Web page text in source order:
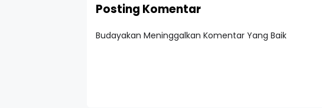
Posting Komentar
Budayakan Meninggalkan Komentar Yang Baik